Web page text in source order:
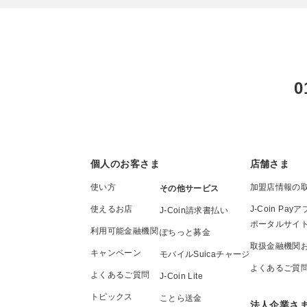
個人のお客さま
使い方
使えるお店
利用可能金融機関
キャンペーン
よくあるご質問
トピックス
その他サービス
J-Coin請求書払い
ぽちっと募金
モバイルSuicaチャージ
J-Coin Lite
ことら送金
店舗さま
加盟店情報の
J-Coin Payア
ポータルサイ
取扱金融機関
よくあるご質